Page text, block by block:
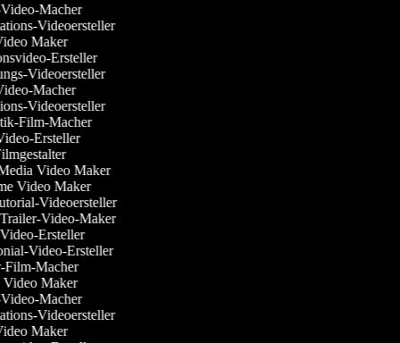
Video-Macher
Videoersteller
Maker
Ersteller
Videoersteller
Macher
Videoersteller
Film-Macher
Ersteller
Video Maker
Video Maker
Videoersteller
Trailer-Video-Maker
Video-Ersteller
Video-Ersteller
Film-Macher
Video Maker
Video-Macher
Videoersteller
Maker